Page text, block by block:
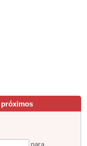
próximos